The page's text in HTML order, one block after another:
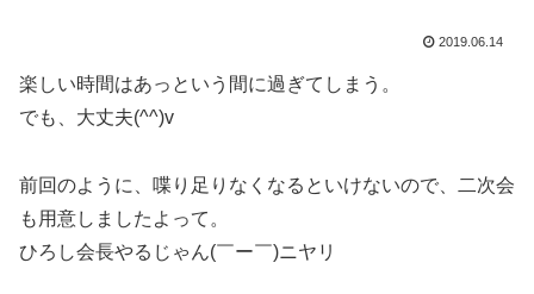
2019.06.14
楽しい時間はあっという間に過ぎてしまう。
でも、大丈夫(^^)v
前回のように、喋り足りなくなるといけないので、二次会
も用意しましたよって。
ひろし会長やるじゃん(￣ー￣)ニヤリ